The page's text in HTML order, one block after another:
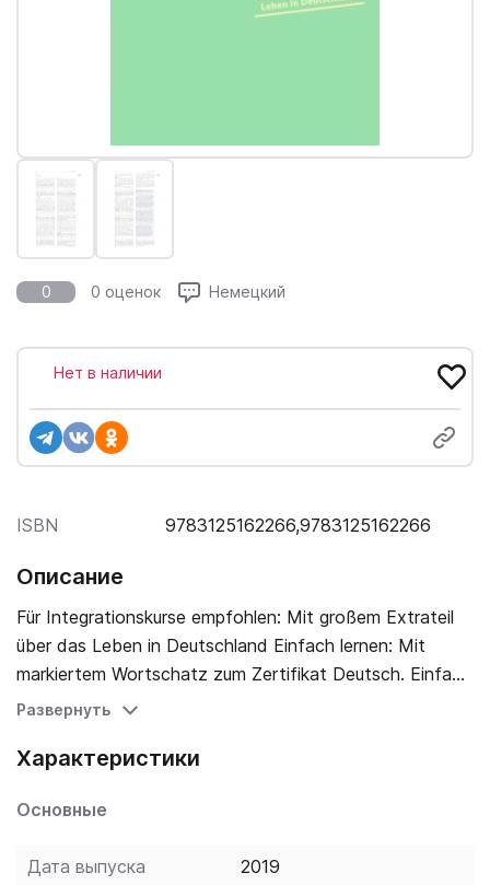
0 0 оценок Немецкий
ISBN 9783125162266,9783125162266
Нет в наличии
Описание
Für Integrationskurse empfohlen: Mit großem Extrateil
über das Leben in Deutschland Einfach lernen: Mit
markiertem Wortschatz zum Zertifikat Deutsch. Einfach
verstehen: Mit leicht verständliche Definitionen mit
Lautschrift für die richtige Aussprache. Einfach
Rechtschreibung und einer Kurzgrammatik des
Развернуть
Характеристики
Основные
Дата выпуска 2019